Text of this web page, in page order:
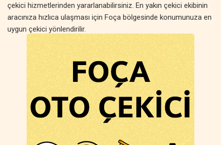
çekici hizmetlerinden yararlanabilirsiniz. En yakın çekici ekibinin
aracınıza hızlıca ulaşması için Foça bölgesinde konumunuza en
uygun çekici yönlendirilir.
İzmir oto kurtarma hizmetleri, sadece acil yol yardımıyla sınırlı
değildir. Planlı araç taşıma, özel çekici hizmetleri, oto transfer ve
araç nakliyesi gibi farklı çözümler sunulmaktadır. Foça
bölgesinde çekici fiyatları, hizmetin kapsamına ve mesafeye
göre değişse de, her bütçeye uygun seçenekler mevcuttur.
Uygun fiyatlı oto kurtarma ve foça çekici hizmeti ile aracınız
güvenli bir şekilde taşınır.
Eğer Foça çevresinde oto çekici, oto yol yardım veya akü